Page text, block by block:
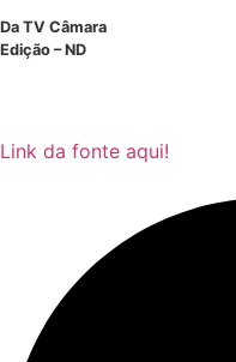
Da TV Câmara
Edição – ND
Link da fonte aqui!